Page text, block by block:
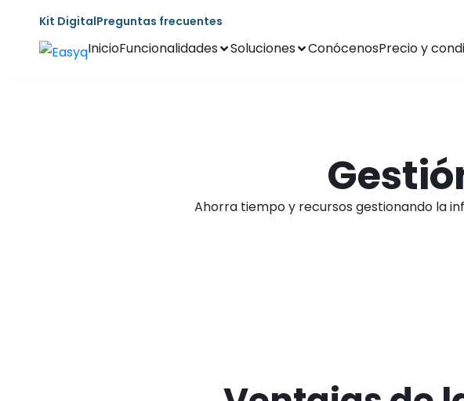
Kit DigitalPreguntas frecuentes
InicioFuncionalidades Soluciones ConócenosPrecio y
Ahorra tiempo y recursos gestionando la